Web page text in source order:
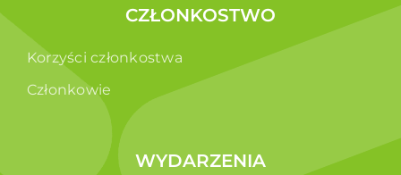
CZŁONKOSTWO
Korzyści członkostwa
Członkowie
WYDARZENIA